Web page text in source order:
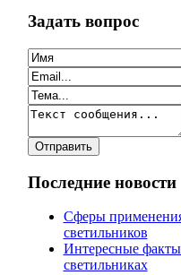
Задать вопрос
Последние новости
Сферы
светильников
Интересные
светильниках